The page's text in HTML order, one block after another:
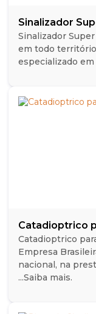
Sinalizador
Sinalizador
em todo
especializado
Catadioptrico
Catadioptrico
Empresa
nacional, na
...Saiba mais.